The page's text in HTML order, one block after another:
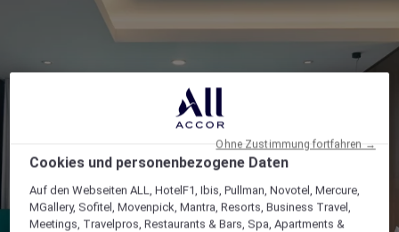
Cookies und personenbezogene Daten
Auf den Webseiten ALL, HotelF1, Ibis, Pullman, Novotel, Mercure,
MGallery, Sofitel, Movenpick, Mantra, Resorts, Business Travel,
Meetings, Travelpros, Restaurants & Bars, Spa, Apartments &
Ohne Zustimmung fortfahren →